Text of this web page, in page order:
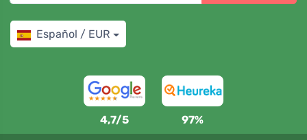
Español / EUR
4,7/5 97%